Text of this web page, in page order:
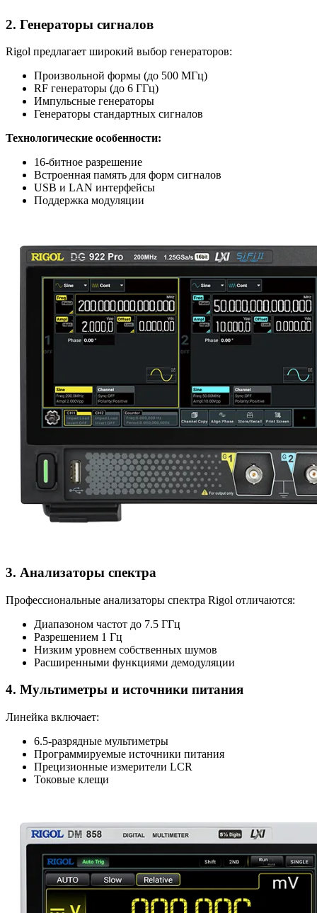
2. Генераторы сигналов
Rigol предлагает широкий выбор генераторов:
Произвольной формы (до 500 МГц)
RF генераторы (до 6 ГГц)
Импульсные генераторы
Генераторы стандартных сигналов
Технологические особенности:
16-битное разрешение
Встроенная память для форм сигналов
USB и LAN интерфейсы
Поддержка модуляции
3. Анализаторы спектра
Профессиональные анализаторы спектра Rigol отличаются:
Диапазоном частот до 7.5 ГГц
Разрешением 1 Гц
Низким уровнем собственных шумов
Расширенными функциями демодуляции
4. Мультиметры и источники питания
Линейка включает:
6.5-разрядные мультиметры
Программируемые источники питания
Прецизионные измерители LCR
Токовые клещи